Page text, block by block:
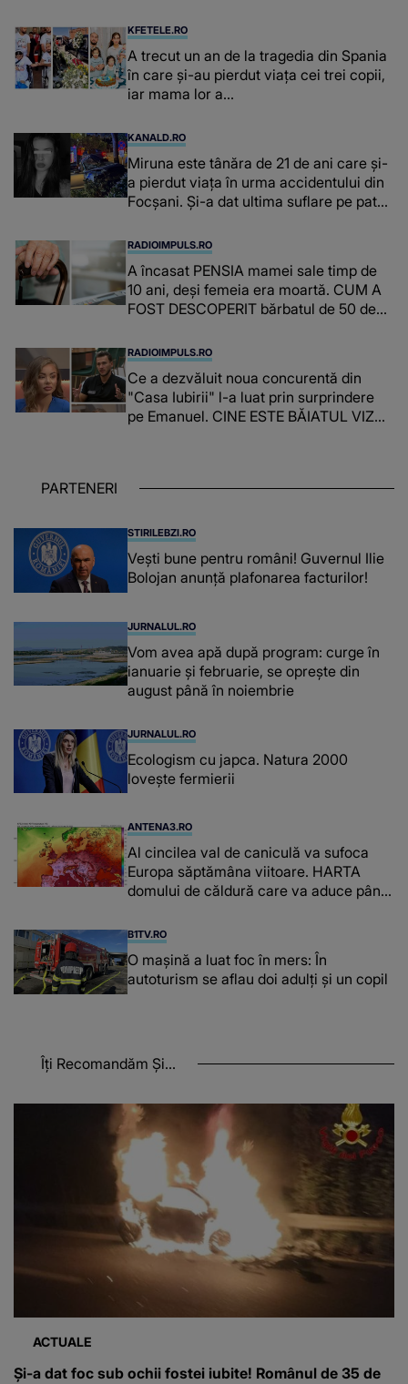
KFETELE.RO
A trecut un an de la tragedia din Spania
în care și-au pierdut viața cei trei copii,
iar mama lor a…
KANALD.RO
Miruna este tânăra de 21 de ani care și-
a pierdut viața în urma accidentului din
Focșani. Și-a dat ultima suflare pe patul
RADIOIMPULS.RO
A încasat PENSIA mamei sale timp de
10 ani, deși femeia era moartă. CUM A
FOST DESCOPERIT bărbatul de 50 de
obținuți? SUMA E COLOSALĂ
RADIOIMPULS.RO
Ce a dezvăluit noua concurentă din
"Casa Iubirii" l-a luat prin surprindere
pe Emanuel. CINE ESTE BĂIATUL VIZAT
PARTENERI
STIRILEBZI.RO
Vești bune pentru români! Guvernul Ilie
Bolojan anunță plafonarea facturilor!
JURNALUL.RO
Vom avea apă după program: curge în
ianuarie și februarie, se oprește din
august până în noiembrie
JURNALUL.RO
Ecologism cu japca. Natura 2000
lovește fermierii
ANTENA3.RO
Al cincilea val de caniculă va sufoca
Europa săptămâna viitoare. HARTA
domului de căldură care va aduce până
B1TV.RO
O maşină a luat foc în mers: În
autoturism se aflau doi adulți și un copil
Îți Recomandăm Și...
ACTUALE
Și-a dat foc sub ochii fostei iubite! Românul de 35 de